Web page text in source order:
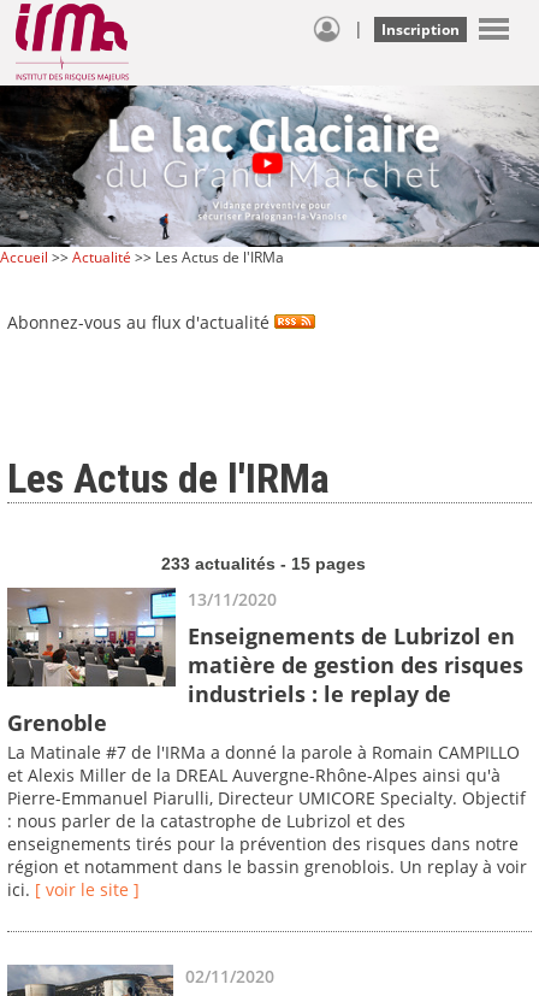
| Inscription
Accueil >>Actualité >> Les Actus de l'IRMa
Abonnez-vous au flux d'actualité
Les Actus de l'IRMa
233 actualités - 15 pages
13/11/2020
Enseignements de Lubrizol en
matière de gestion des risques
industriels : le replay de
Grenoble
La Matinale #7 de l'IRMa a donné la parole à Romain CAMPILLO
et Alexis Miller de la DREAL Auvergne-Rhône-Alpes ainsi qu'à
Pierre-Emmanuel Piarulli, Directeur UMICORE Specialty. Objectif
: nous parler de la catastrophe de Lubrizol et des
enseignements tirés pour la prévention des risques dans notre
région et notamment dans le bassin grenoblois. Un replay à voir
ici. [ voir le site ]
02/11/2020